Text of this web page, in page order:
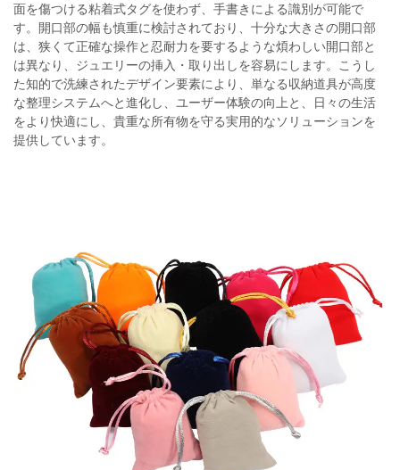
面を傷つける粘着式タグを使わず、手書きによる識別が可能で
す。開口部の幅も慎重に検討されており、十分な大きさの開口部
は、狭くて正確な操作と忍耐力を要するような煩わしい開口部と
は異なり、ジュエリーの挿入・取り出しを容易にします。こうし
た知的で洗練されたデザイン要素により、単なる収納道具が高度
な整理システムへと進化し、ユーザー体験の向上と、日々の生活
をより快適にし、貴重な所有物を守る実用的なソリューションを
提供しています。